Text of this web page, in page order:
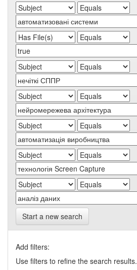
Start a new search
Add filters:
Use filters to refine the search results.